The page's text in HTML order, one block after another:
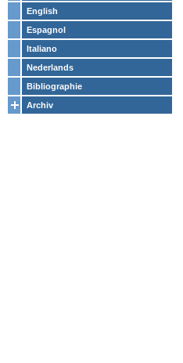
English
Espagnol
Italiano
Nederlands
Bibliographie
Archiv